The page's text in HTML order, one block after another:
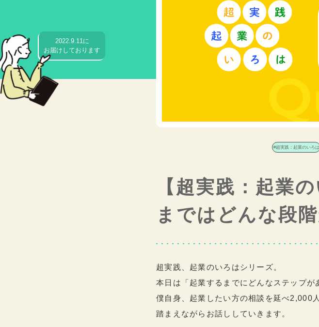
2022.9.11に
お届けしております
#超実践：起業のいろは
【超実践：起業
まではどんな段
超実践、起業のいろはシリーズ。
本日は「起業するまでにどんなステップが
僕自身、起業したい方の相談を延べ2,000
踏まえながらお話ししていきます。